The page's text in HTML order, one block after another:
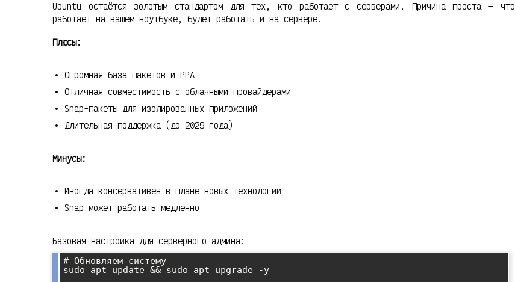
Ubuntu остаётся золотым стандартом для тех, кто работает с серверами. Причина проста — что
работает на вашем ноутбуке, будет работать и на сервере.
Плюсы:
Огромная база пакетов и PPA
Отличная совместимость с облачными провайдерами
Snap-пакеты для изолированных приложений
Длительная поддержка (до 2029 года)
Минусы:
Иногда консервативен в плане новых технологий
Snap может работать медленно
Базовая настройка для серверного админа:
# Обновляем систему
sudo apt update && sudo apt upgrade -y